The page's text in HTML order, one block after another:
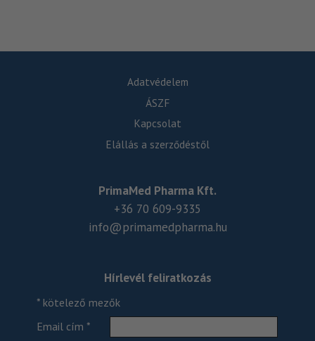
Adatvédelem
ÁSZF
Kapcsolat
Elállás a szerződéstől
PrimaMed Pharma Kft.
+36 70 609-9335
info@primamedpharma.hu